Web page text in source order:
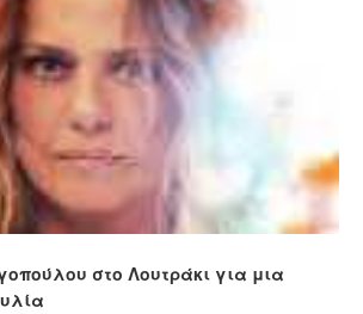
στο Λουτράκι για μια